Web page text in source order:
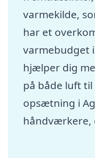
varmekilde,
har et
varmebudget
hjælper dig
på både luft
opsætning i
håndværkere,